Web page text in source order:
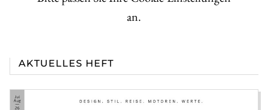
AKTUELLES HEFT
an.